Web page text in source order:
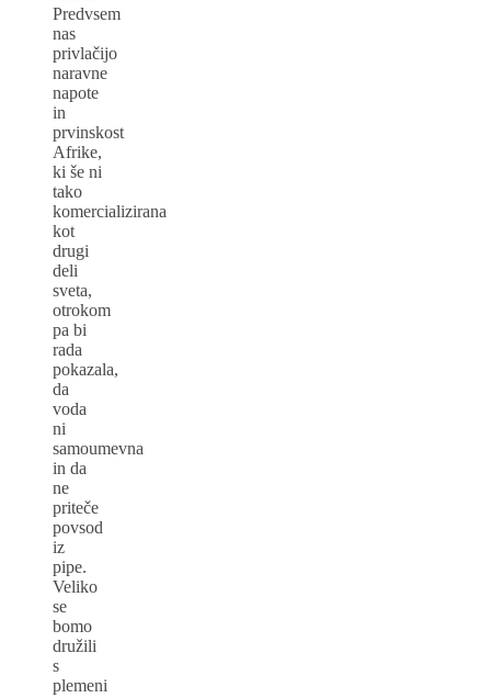
Predvsem
nas
privlačijo
naravne
napote
in
prvinskost
Afrike,
ki še ni
tako
komercializirana
kot
drugi
deli
sveta,
otrokom
pa bi
rada
pokazala,
da
voda
ni
samoumevna
in da
ne
priteče
povsod
iz
pipe.
Veliko
se
bomo
družili
s
plemeni